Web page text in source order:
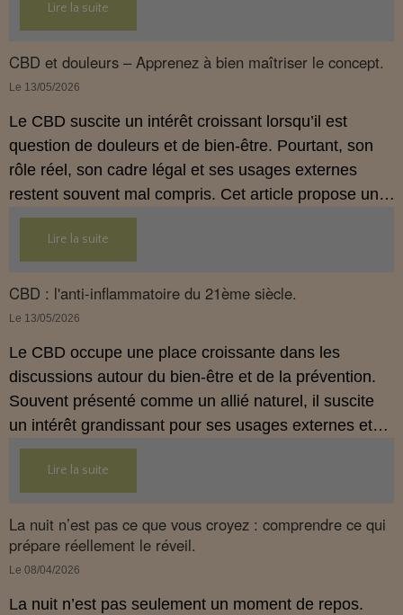
usages externes du CBD sont autorisés. Cet article
propose une mise au point claire et accessible pour
comprendre comment le CBD s’inscrit dans une
démarche de prévention, sans ingestion et sans
Lire la suite
CBD et douleurs – Apprenez à bien maîtriser le concept.
Le 13/05/2026
Le CBD suscite un intérêt croissant lorsqu’il est
question de douleurs et de bien‑être. Pourtant, son
rôle réel, son cadre légal et ses usages externes
restent souvent mal compris. Cet article propose une
mise au point claire, moderne et conforme à la
réglementation française de 2026, afin de mieux
comprendre comment le CBD s’intègre dans une
approche globale de prévention.
Lire la suite
CBD : l'anti-inflammatoire du 21ème siècle.
Le 13/05/2026
Le CBD occupe une place croissante dans les
discussions autour du bien‑être et de la prévention.
Souvent présenté comme un allié naturel, il suscite
un intérêt grandissant pour ses usages externes et
son interaction avec le système endocannabinoïde.
Cet article propose une mise au point claire, moderne
et conforme à la réglementation française de 2026.
Lire la suite
La nuit n’est pas ce que vous croyez : comprendre ce qui
prépare réellement le réveil.
Le 08/04/2026
La nuit n’est pas seulement un moment de repos.